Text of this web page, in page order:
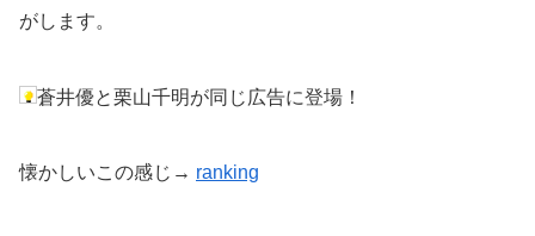
がします。
蒼井優と栗山千明が同じ広告に登場！
懐かしいこの感じ→ ranking